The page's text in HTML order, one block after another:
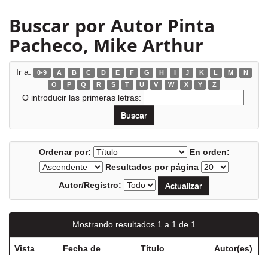
Buscar por Autor Pinta
Pacheco, Mike Arthur
Ir a: 0-9 A B C D E F G H I J K L M
N
O
P Q R S T U V W X Y Z
O introducir las primeras letras:
Ordenar por:
En orden:
Resultados por página
Autor/Registro:
Mostrando resultados 1 a 1 de 1
Vista
Fecha de
Título Autor(es)